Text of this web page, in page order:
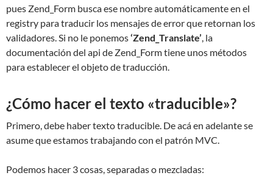
pues Zend_Form busca ese nombre automáticamente en el
registry para traducir los mensajes de error que retornan los
validadores. Si no le ponemos‘Zend_Translate’, la
documentación del api de Zend_Form tiene unos métodos
para establecer el objeto de traducción.
¿Cómo hacer el texto «traducible»?
Primero, debe haber texto traducible. De acá en adelante se
asume que estamos trabajando con el patrón MVC.
Podemos hacer 3 cosas, separadas o mezcladas: